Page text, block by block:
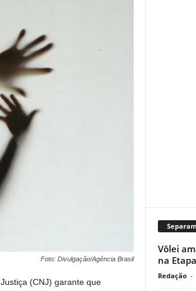
Foto: Divulgação/Agência Brasil
(CNJ) garante que
Vôlei
na
Redação -